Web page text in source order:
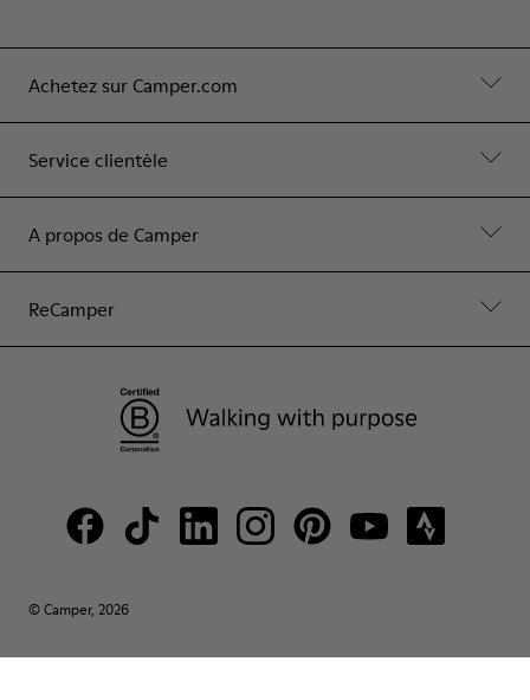
Achetez sur Camper.com
Service clientèle
A propos de Camper
ReCamper
© Camper, 2026